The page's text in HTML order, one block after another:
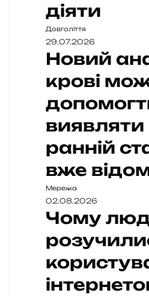
діяти
Довголіття
29.07.2026
Новий
крові
виявляти
ранній
вже
Мережа
02.08.2026
Чому